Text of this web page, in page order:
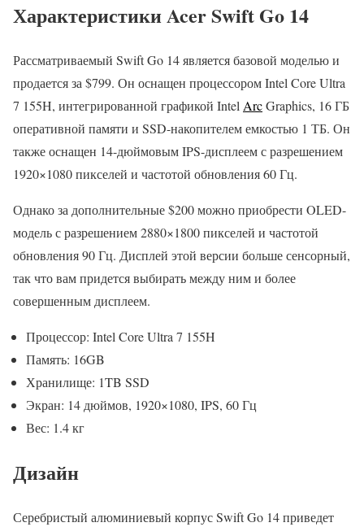
Характеристики Acer Swift Go 14
Рассматриваемый Swift Go 14 является базовой моделью и
продается за $799. Он оснащен процессором Intel Core Ultra
7 155H, интегрированной графикой IntelArcGraphics, 16 ГБ
оперативной памяти и SSD-накопителем емкостью 1 ТБ. Он
также оснащен 14-дюймовым IPS-дисплеем с разрешением
1920×1080 пикселей и частотой обновления 60 Гц.
Однако за дополнительные $200 можно приобрести OLED-
модель с разрешением 2880×1800 пикселей и частотой
обновления 90 Гц. Дисплей этой версии больше сенсорный,
так что вам придется выбирать между ним и более
совершенным дисплеем.
Процессор: Intel Core Ultra 7 155H
Память: 16GB
Хранилище: 1TB SSD
Экран: 14 дюймов, 1920×1080, IPS, 60 Гц
Вес: 1.4 кг
Дизайн
Серебристый алюминиевый корпус Swift Go 14 приведет